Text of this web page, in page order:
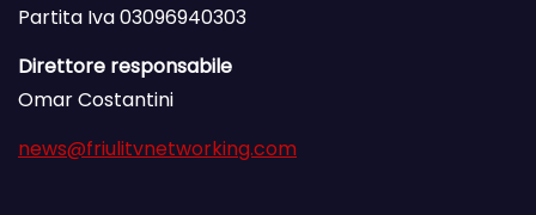
Partita Iva 03096940303
Direttore responsabile
Omar Costantini
news@friulitvnetworking.com